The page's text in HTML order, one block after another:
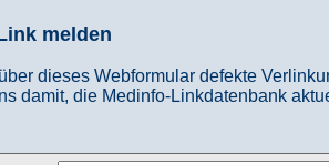
melden
dieses Webformular defekte
damit, die Medinfo-Linkdatenbank